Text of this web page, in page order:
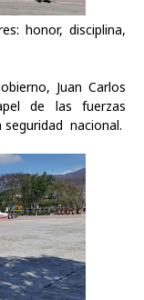
honor, disciplina,
Juan Carlos
de las fuerzas
seguridad nacional.